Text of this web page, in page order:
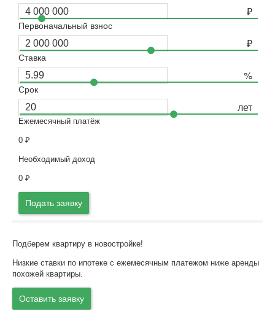
Первоначальный взнос
Ставка
Срок
Ежемесячный платёж
0 ₽
Необходимый доход
0 ₽
Подать заявку
Подберем квартиру в новостройке!
Низкие ставки по ипотеке с ежемесячным платежом ниже аренды
похожей квартиры.
Оставить заявку